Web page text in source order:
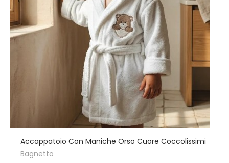
Accappatoio Con Maniche Orso Cuore Coccolissimi
Bagnetto